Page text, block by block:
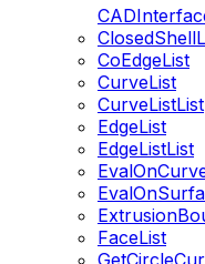
CoEdgeList
CurveList
CurveListList
EdgeList
EdgeListList
FaceList